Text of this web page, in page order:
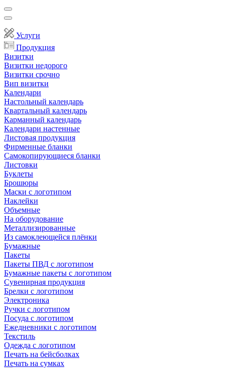
Услуги
Продукция
Визитки
Визитки недорого
Визитки срочно
Вип визитки
Календари
Настольный календарь
Квартальный календарь
Карманный календарь
Календари настенные
Листовая продукция
Фирменные бланки
Самокопирующиеся бланки
Листовки
Буклеты
Брошюры
Маски с логотипом
Наклейки
Объемные
На оборудование
Металлизированные
Из самоклеющейся плёнки
Бумажные
Пакеты
Пакеты ПВД с логотипом
Бумажные пакеты с логотипом
Сувенирная продукция
Брелки с логотипом
Электроника
Ручки с логотипом
Посуда с логотипом
Ежедневники с логотипом
Текстиль
Одежда с логотипом
Печать на бейсболках
Печать на сумках